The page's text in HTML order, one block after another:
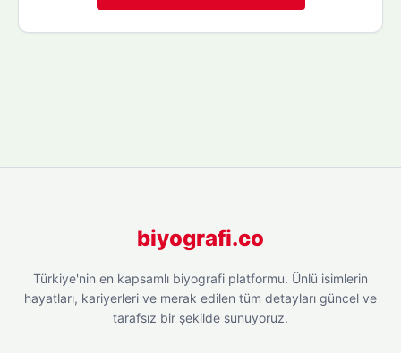
biyografi.co
Türkiye'nin en kapsamlı biyografi platformu. Ünlü isimlerin
hayatları, kariyerleri ve merak edilen tüm detayları güncel ve
tarafsız bir şekilde sunuyoruz.